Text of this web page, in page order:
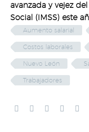
avanzada y vejez
Social (IMSS) este
Aumento salarial
Costos laborales
Nuevo León
Trabajadores